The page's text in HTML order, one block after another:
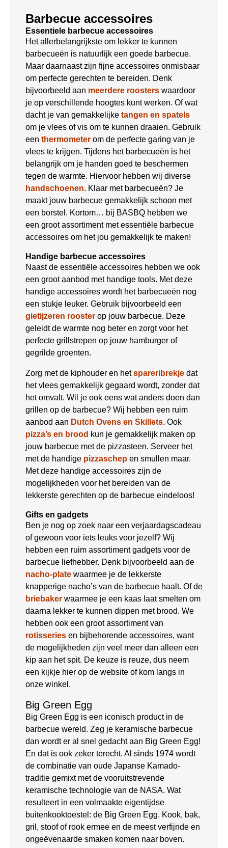
Barbecue accessoires
Essentiele barbecue accessoires
Het allerbelangrijkste om lekker te kunnen
barbecueën is natuurlijk een goede barbecue.
Maar daarnaast zijn fijne accessoires onmisbaar
om perfecte gerechten te bereiden. Denk
bijvoorbeeld aan meerdere roosters waardoor
je op verschillende hoogtes kunt werken. Of wat
dacht je van gemakkelijke tangen en spatels
om je vlees of vis om te kunnen draaien. Gebruik
een thermometer om de perfecte garing van je
vlees te krijgen. Tijdens het barbecueën is het
belangrijk om je handen goed te beschermen
tegen de warmte. Hiervoor hebben wij diverse
handschoenen. Klaar met barbecueën? Je
maakt jouw barbecue gemakkelijk schoon met
een borstel. Kortom… bij BASBQ hebben we
een groot assortiment met essentiële barbecue
accessoires om het jou gemakkelijk te maken!
Handige barbecue accessoires
Naast de essentiële accessoires hebben we ook
een groot aanbod met handige tools. Met deze
handige accessoires wordt het barbecueën nog
een stukje leuker. Gebruik bijvoorbeeld een
gietijzeren rooster op jouw barbecue. Deze
geleidt de warmte nog beter en zorgt voor het
perfecte grillstrepen op jouw hamburger of
gegrilde groenten.
Zorg met de kiphouder en hetspareribrekje dat
het vlees gemakkelijk gegaard wordt, zonder dat
het omvalt. Wil je ook eens wat anders doen dan
grillen op de barbecue? Wij hebben een ruim
aanbod aan Dutch Ovens en Skillets. Ook
pizza’s en brood kun je gemakkelijk maken op
jouw barbecue met de pizzasteen. Serveer het
met de handige pizzaschep en smullen maar.
Met deze handige accessoires zijn de
mogelijkheden voor het bereiden van de
lekkerste gerechten op de barbecue eindeloos!
Gifts en gadgets
Ben je nog op zoek naar een verjaardagscadeau
of gewoon voor iets leuks voor jezelf? Wij
hebben een ruim assortiment gadgets voor de
barbecue liefhebber. Denk bijvoorbeeld aan de
nacho-plate waarmee je de lekkerste
knapperige nacho’s van de barbecue haalt. Of de
briebaker waarmee je een kaas laat smelten om
daarna lekker te kunnen dippen met brood. We
hebben ook een groot assortiment van
rotisseries en bijbehorende accessoires, want
de mogelijkheden zijn veel meer dan alleen een
kip aan het spit. De keuze is reuze, dus neem
een kijkje hier op de website of kom langs in
onze winkel.
Big Green Egg
Big Green Egg is een iconisch product in de
barbecue wereld. Zeg je keramische barbecue
dan wordt er al snel gedacht aan Big Green Egg!
En dat is ook zeker terecht. Al sinds 1974 wordt
de combinatie van oude Japanse Kamado-
traditie gemixt met de vooruitstrevende
keramische technologie van de NASA. Wat
resulteert in een volmaakte eigentijdse
buitenkooktoestel: de Big Green Egg. Kook, bak,
gril, stoof of rook ermee en de meest verfijnde en
ongeëvenaarde smaken komen naar boven.